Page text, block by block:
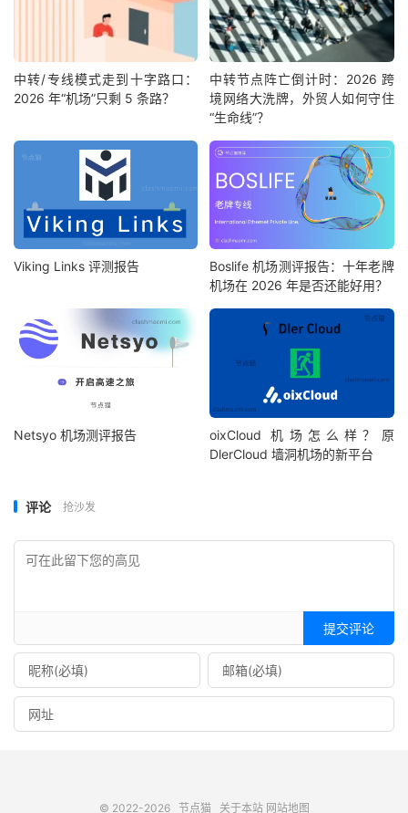
中转/专线模式走到十字路口：
2026 年“机场”只剩 5 条路？
中转节点阵亡倒计时：2026 跨
境网络大洗牌，外贸人如何守住
“生命线”？
Viking Links 评测报告
Boslife 机场测评报告：十年老牌
机场在 2026 年是否还能好用？
Netsyo 机场测评报告
oixCloud 机场怎么样？原
DlerCloud 墙洞机场的新平台
评论 抢沙发
提交评论
© 2022-2026 节点猫 关于本站 网站地图